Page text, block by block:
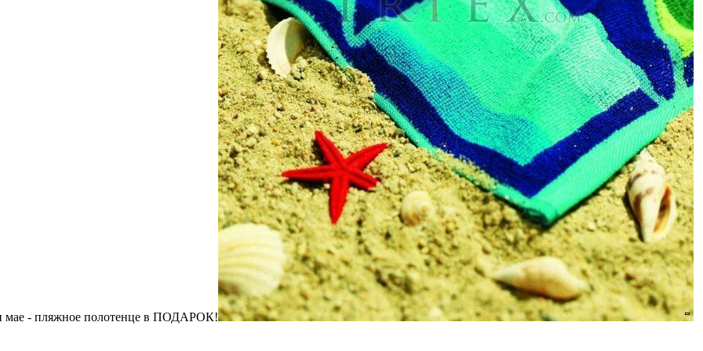
мае - пляжное полотенце в ПОДАРОК!